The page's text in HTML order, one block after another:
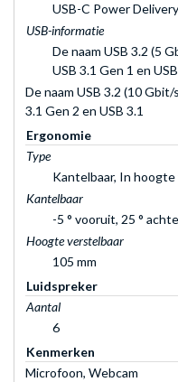
USB-C Power
USB-informatie
De naam USB 3.2 (5
USB 3.1 Gen 1 en
De naam USB 3.2 (10
3.1 Gen 2 en USB 3.1
Ergonomie
Type
Kantelbaar, In
Kantelbaar
-5 ° vooruit, 25 °
Hoogte verstelbaar
105 mm
Luidspreker
Aantal
6
Kenmerken
Microfoon, Webcam